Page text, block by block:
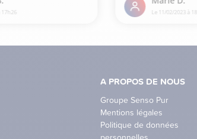
A PROPOS DE NOUS
Groupe Senso Pur
Mentions légales
Politique de données